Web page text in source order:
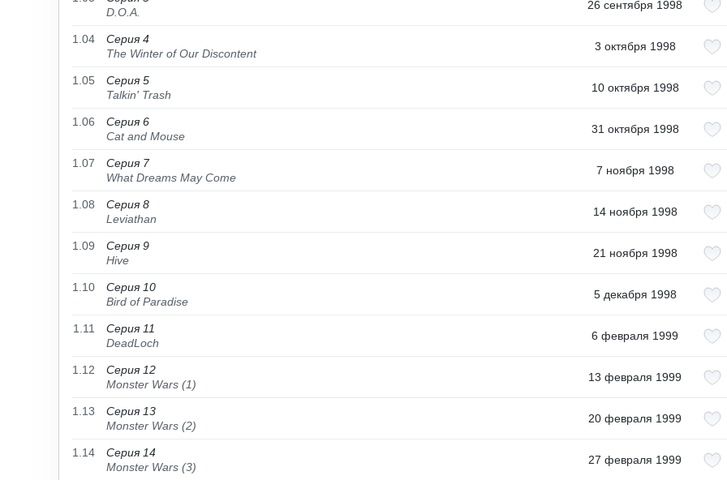
D.O.A.
26 сентября 1998
1.04
Серия 4
The Winter of Our Discontent
3 октября 1998
1.05
Серия 5
Talkin' Trash
10 октября 1998
1.06
Серия 6
Cat and Mouse
31 октября 1998
1.07
Серия 7
What Dreams May Come
7 ноября 1998
1.08
Серия 8
Leviathan
14 ноября 1998
1.09
Серия 9
Hive
21 ноября 1998
1.10
Серия 10
Bird of Paradise
5 декабря 1998
1.11
Серия 11
DeadLoch
6 февраля 1999
1.12
Серия 12
Monster Wars (1)
13 февраля 1999
1.13
Серия 13
Monster Wars (2)
20 февраля 1999
1.14
Серия 14
Monster Wars (3)
27 февраля 1999